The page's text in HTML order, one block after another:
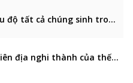
Vì sao Phật không siêu độ tất cả chúng sinh trong ác đạo tới cõi trời?
Vì sao vãng sinh tới biên địa nghi thành của thế giới Cực Lạc?